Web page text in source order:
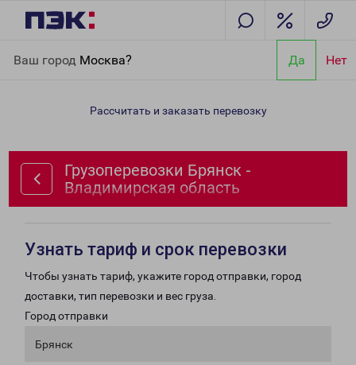
Ваш город Москва? Да Нет
Владимирская область
Рассчитать и заказать перевозку
Грузоперевозки Брянск -
Владимирская область
Узнать тариф и срок перевозки
Чтобы узнать тариф, укажите город отправки, город
доставки, тип перевозки и вес груза.
Город отправки
Брянск